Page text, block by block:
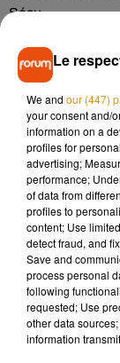
Sécu.
L'Assurance
amelipro ou un
dématérialisé
usurpations et
D’autres
d’enrayer la
agents dédiés
artificielle et
Musique
Le
We and our (447)
your consent and/
information on a
profiles for
advertising;
performance;
of data from
profiles to
content; Use
detect fraud, and
Save and
process personal
following
requested; Use
other data
information